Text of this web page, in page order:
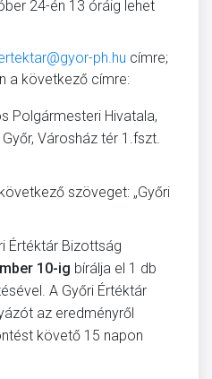
24-én 13 óráig lehet
ph.hu címre;
a következő címre:
Polgármesteri Hivatala,
Városház tér 1.fszt.
szöveget: „Győri
Értéktár Bizottság
10-ig bírálja el 1 db
A Győri Értéktár
az eredményről
követő 15 napon